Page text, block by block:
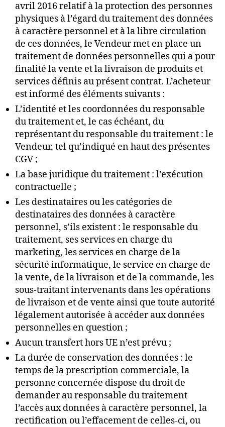
avril 2016 relatif à la protection des personnes
physiques à l’égard du traitement des données
à caractère personnel et à la libre circulation
de ces données, le Vendeur met en place un
traitement de données personnelles qui a pour
finalité la vente et la livraison de produits et
services définis au présent contrat. L’acheteur
est informé des éléments suivants :
L’identité et les coordonnées du responsable
du traitement et, le cas échéant, du
représentant du responsable du traitement : le
Vendeur, tel qu’indiqué en haut des présentes
CGV ;
La base juridique du traitement : l’exécution
contractuelle ;
Les destinataires ou les catégories de
destinataires des données à caractère
personnel, s’ils existent : le responsable du
traitement, ses services en charge du
marketing, les services en charge de la
sécurité informatique, le service en charge de
la vente, de la livraison et de la commande, les
sous-traitant intervenants dans les opérations
de livraison et de vente ainsi que toute autorité
légalement autorisée à accéder aux données
personnelles en question ;
Aucun transfert hors UE n’est prévu ;
La durée de conservation des données : le
temps de la prescription commerciale, la
personne concernée dispose du droit de
demander au responsable du traitement
l’accès aux données à caractère personnel, la
rectification ou l’effacement de celles-ci, ou